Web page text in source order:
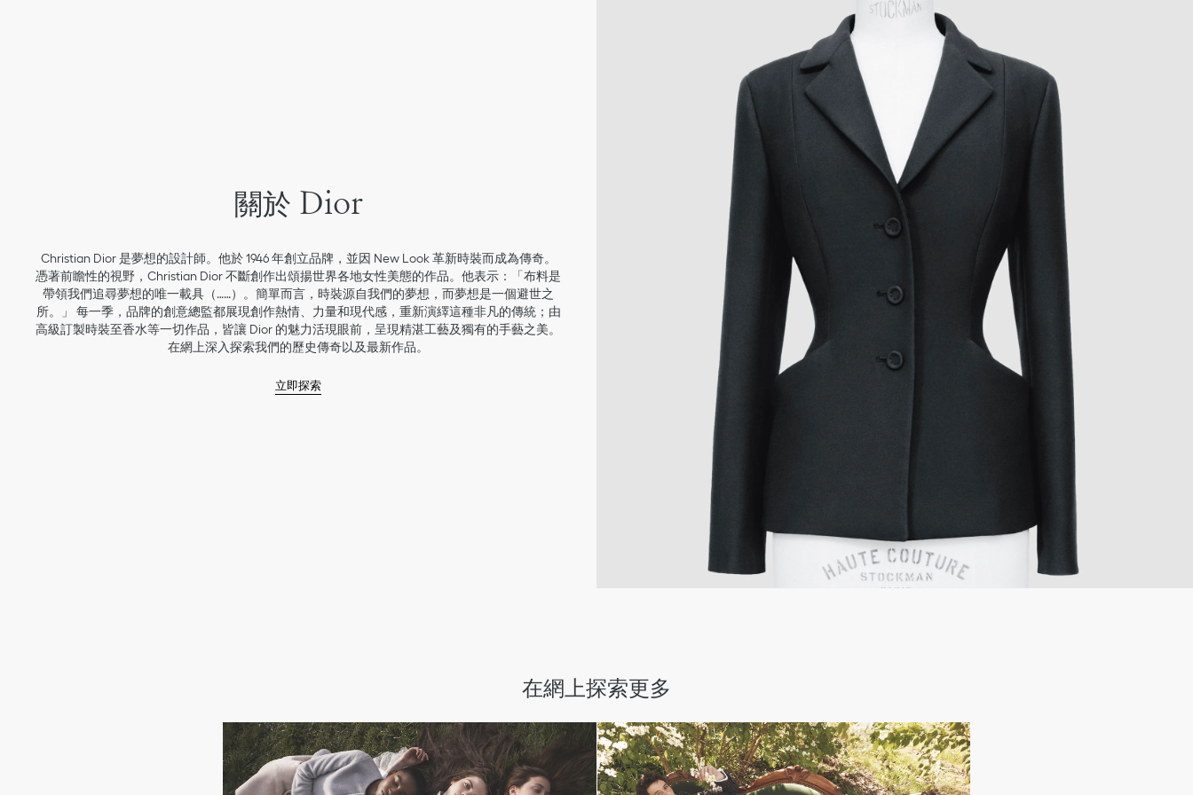
關於 Dior
Christian Dior 是夢想的設計師。他於 1946 年創立品牌，並因 New Look 革新時裝而成為傳奇。
憑著前瞻性的視野，Christian Dior 不斷創作出頌揚世界各地女性美態的作品。他表示：「布料是
帶領我們追尋夢想的唯一載具（……）。簡單而言，時裝源自我們的夢想，而夢想是一個避世之
所。」 每一季，品牌的創意總監都展現創作熱情、力量和現代感，重新演繹這種非凡的傳統；由
高級訂製時裝至香水等一切作品，皆讓 Dior 的魅力活現眼前，呈現精湛工藝及獨有的手藝之美。
在網上深入探索我們的歷史傳奇以及最新作品。
立即探索
在網上探索更多